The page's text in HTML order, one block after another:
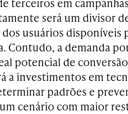
será um divisor
usuários disponíveis
Contudo, a demanda
potencial de
a investimentos em
padrões e
cenário com maior